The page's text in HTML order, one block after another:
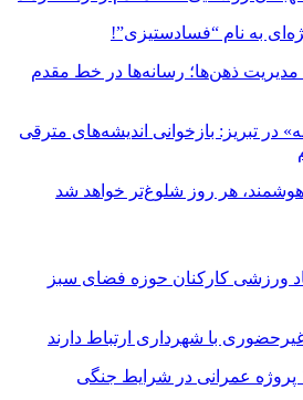
به نام “فسادستیزی”!
مدیریت ذهن‌ها؛ رسانه‌ها در خط مقدم
در تبریز: بازخوانی اندیشه‌های مترقی
هر روز شلوغ‌تر خواهد شد
ورزشی کارکنان حوزه فضای سبز